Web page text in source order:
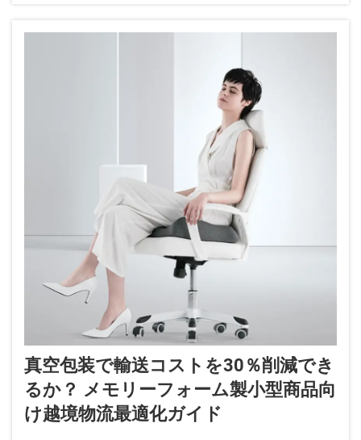
真空包装で輸送コストを30％削減でき
るか？ メモリーフォーム製小型商品向
け越境物流最適化ガイド